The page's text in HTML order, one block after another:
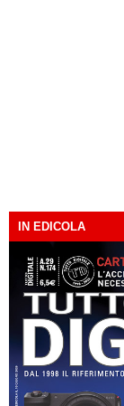
IN EDICOLA